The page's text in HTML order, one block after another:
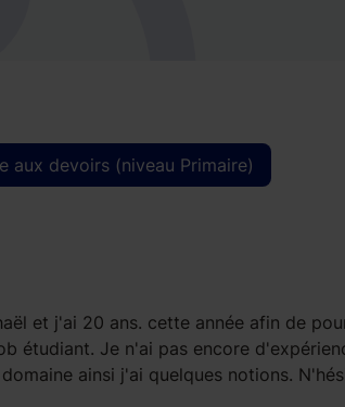
aux devoirs (niveau Primaire)
et j'ai 20 ans. cette année afin de
étudiant. Je n'ai pas encore
ainsi j'ai quelques notions.